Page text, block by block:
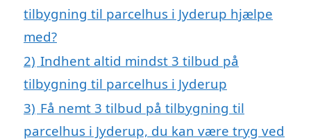
tilbygning til parcelhus i Jyderup hjælpe
med?
2) Indhent altid mindst 3 tilbud på
tilbygning til parcelhus i Jyderup
3) Få nemt 3 tilbud på tilbygning til
parcelhus i Jyderup, du kan være tryg ved